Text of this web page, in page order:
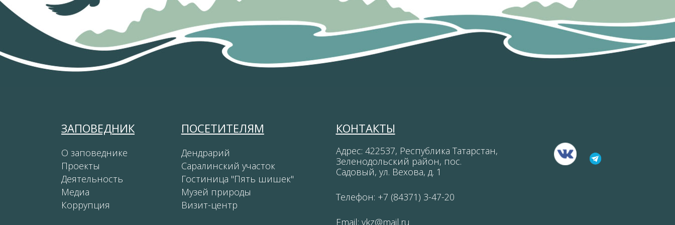
ЗАПОВЕДНИК
О заповеднике
Проекты
Деятельность
Медиа
Коррупция
ПОСЕТИТЕЛЯМ
Дендрарий
Саралинский участок
Гостиница "Пять шишек"
Музей природы
Визит-центр
КОНТАКТЫ
Адрес: 422537, Республика Татарстан,
Зеленодольский район, пос.
Садовый, ул. Вехова, д. 1
Телефон: +7 (84371) 3-47-20
Email: vkz@mail.ru